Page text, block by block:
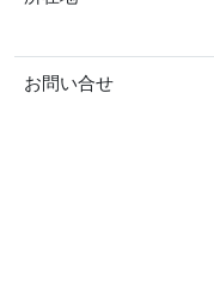
お問い合せ